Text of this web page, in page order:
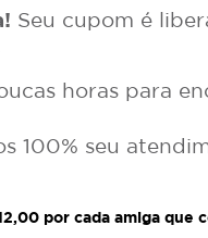
Seu cupom é
horas para
100% seu
por cada amiga que